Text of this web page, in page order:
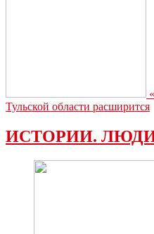
Тульской области расширится
ИСТОРИИ.